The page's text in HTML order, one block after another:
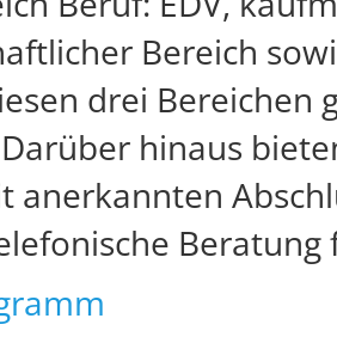
Bereich
drei
hinaus
anerkannten
Beratung